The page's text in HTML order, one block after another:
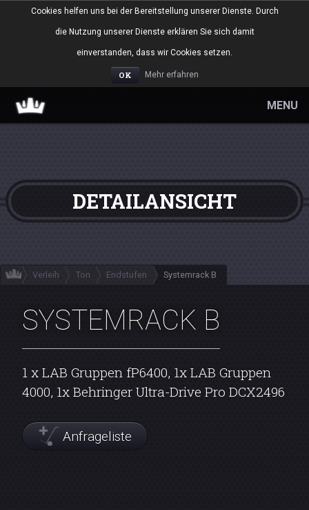
Cookies helfen uns bei der Bereitstellung unserer Dienste. Durch
die Nutzung unserer Dienste erklären Sie sich damit
einverstanden, dass wir Cookies setzen.
OK Mehr erfahren
MENU
DETAILANSICHT
Verleih Ton Endstufen Systemrack B
SYSTEMRACK B
1 x LAB Gruppen fP6400, 1x LAB Gruppen
4000, 1x Behringer Ultra-Drive Pro DCX2496
Anfrageliste